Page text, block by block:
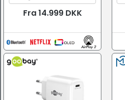
Fra 14.999 DKK